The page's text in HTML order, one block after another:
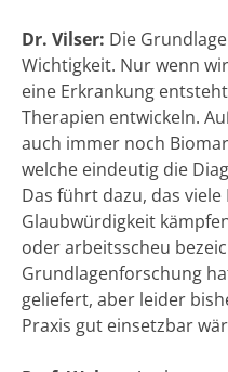
Dr. Vilser: Die
Wichtigkeit. Nur wenn
eine Erkrankung
Therapien entwickeln.
auch immer noch
welche eindeutig die
Das führt dazu, das
Glaubwürdigkeit
oder arbeitsscheu
Grundlagenforschung
geliefert, aber leider
Praxis gut einsetzbar